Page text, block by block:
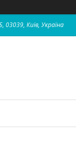
03039, Київ, Україна